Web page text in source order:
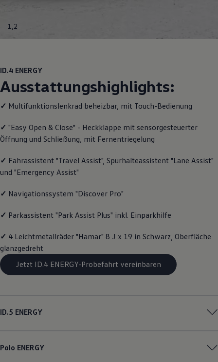
Motorenöl und Flüssigkeiten
Entertainment und Elektronik
Individualisieren
Wallbox und Ladekabel
Volkswagen Apps, Login und Shop
Handy und Fahrzeug verbinden
Über Ihr Auto
Vorgängermodelle
Kundeninformationen
Warn- und Kontrollleuchten
Live Beratung
Lifestyle
Familie
Elektromobilität
1 ,2
ID.4 ENERGY
Ausstattungshighlights:
✓ Multifunktionslenkrad beheizbar, mit Touch-Bedienung
✓ "Easy Open & Close" - Heckklappe mit sensorgesteuerter
Öffnung und Schließung, mit Fernentriegelung
✓ Fahrassistent "Travel Assist", Spurhalteassistent "Lane Assist"
und "Emergency Assist"
✓ Navigationssystem "Discover Pro"
✓ Parkassistent "Park Assist Plus" inkl. Einparkhilfe
✓ 4 Leichtmetallräder "Hamar" 8 J x 19 in Schwarz, Oberfläche
glanzgedreht
Jetzt ID.4 ENERGY-Probefahrt vereinbaren
ID.5 ENERGY
Polo ENERGY